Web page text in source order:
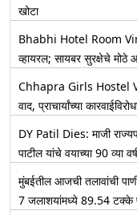
खोटा
Bhabhi Hotel Room
व्हायरल; सायबर सुरक्षेचे मोठे
Chhapra Girls Hostel
वाद, प्राचार्यांच्या
DY Patil Dies: माजी
पाटील यांचे वयाच्या 90 व्या
मुंबईतील आजची तलावांची
7 जलाशयांमध्ये 89.54 टक्के